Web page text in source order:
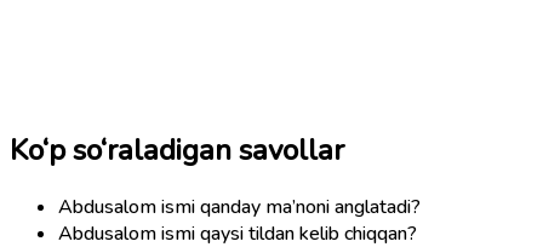
Ko‘p so‘raladigan savollar
Abdusalom ismi qanday ma’noni anglatadi?
Abdusalom ismi qaysi tildan kelib chiqqan?